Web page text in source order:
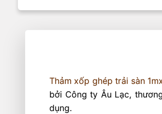
Thảm xốp ghép trải sàn
bởi Công ty Âu Lạc,
dụng.